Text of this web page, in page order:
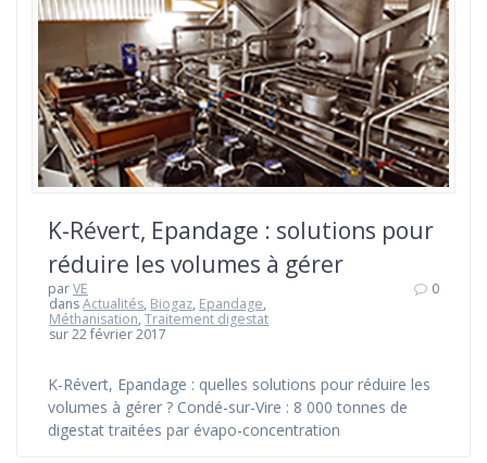
K-Révert, Epandage : solutions pour
réduire les volumes à gérer
parVE
dansActualités, Biogaz, Epandage,
Méthanisation,Traitement digestat
sur 22 février 2017
0
K-Révert, Epandage : quelles solutions pour réduire les
volumes à gérer ? Condé-sur-Vire : 8 000 tonnes de
digestat traitées par évapo-concentration